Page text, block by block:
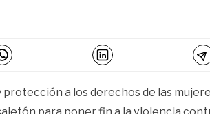
a los derechos de las